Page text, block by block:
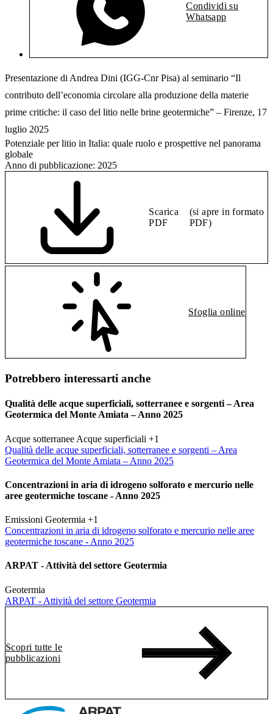
Condividi su
Whatsapp
Presentazione di Andrea Dini (IGG-Cnr Pisa) al seminario “Il
contributo dell’economia circolare alla produzione della materie
prime critiche: il caso del litio nelle brine geotermiche” – Firenze, 17
luglio 2025
Potenziale per litio in Italia: quale ruolo e prospettive nel panorama
globale
Anno di pubblicazione: 2025
Scarica
PDF
(si apre in formato
PDF)
Sfoglia online
Potrebbero interessarti anche
Qualità delle acque superficiali, sotterranee e sorgenti – Area
Geotermica del Monte Amiata – Anno 2025
Acque sotterranee Acque superficiali +1
Qualità delle acque superficiali, sotterranee e sorgenti – Area
Geotermica del Monte Amiata – Anno 2025
Concentrazioni in aria di idrogeno solforato e mercurio nelle
aree geotermiche toscane - Anno 2025
Emissioni Geotermia +1
Concentrazioni in aria di idrogeno solforato e mercurio nelle aree
geotermiche toscane - Anno 2025
ARPAT - Attività del settore Geotermia
Geotermia
ARPAT - Attività del settore Geotermia
Scopri tutte le
pubblicazioni